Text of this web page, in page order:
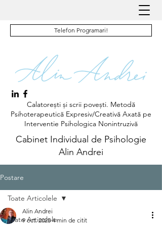
Calatorești și scrii povești. Metodă
Psihoterapeutică Expresiv/Creativă Axată pe
Interventie Psihologica Nonintruzivă
Telefon Programari!
Cabinet Individual de Psihologie
Alin Andrei
Postare
Toate Articolele
Toate Articolele
Alin Andrei
9 oct. 2025 4 min de citit